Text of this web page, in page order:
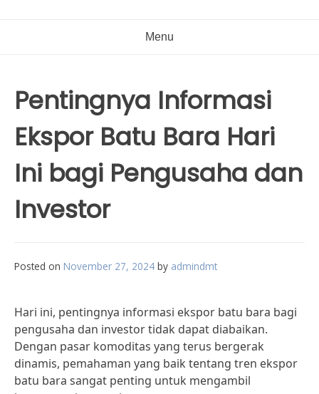
Menu
Pentingnya Informasi
Ekspor Batu Bara Hari
Ini bagi Pengusaha dan
Investor
Posted on November 27, 2024 by admindmt
Hari ini, pentingnya informasi ekspor batu bara bagi
pengusaha dan investor tidak dapat diabaikan.
Dengan pasar komoditas yang terus bergerak
dinamis, pemahaman yang baik tentang tren ekspor
batu bara sangat penting untuk mengambil